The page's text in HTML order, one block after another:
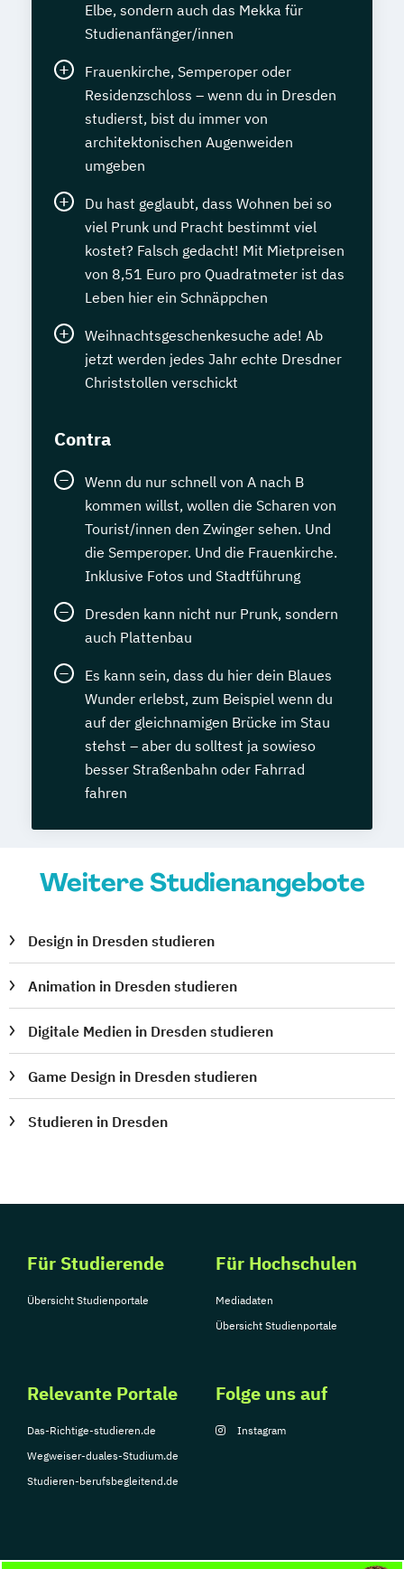
Elbe, sondern auch das Mekka für
Studienanfänger/innen
Frauenkirche, Semperoper oder
Residenzschloss – wenn du in Dresden
studierst, bist du immer von
architektonischen Augenweiden
umgeben
Du hast geglaubt, dass Wohnen bei so
viel Prunk und Pracht bestimmt viel
kostet? Falsch gedacht! Mit Mietpreisen
von 8,51 Euro pro Quadratmeter ist das
Leben hier ein Schnäppchen
Weihnachtsgeschenkesuche ade! Ab
jetzt werden jedes Jahr echte Dresdner
Christstollen verschickt
Contra
Wenn du nur schnell von A nach B
kommen willst, wollen die Scharen von
Tourist/innen den Zwinger sehen. Und
die Semperoper. Und die Frauenkirche.
Inklusive Fotos und Stadtführung
Dresden kann nicht nur Prunk, sondern
auch Plattenbau
Es kann sein, dass du hier dein Blaues
Wunder erlebst, zum Beispiel wenn du
auf der gleichnamigen Brücke im Stau
stehst – aber du solltest ja sowieso
besser Straßenbahn oder Fahrrad
fahren
Weitere Studienangebote
Design in Dresden studieren
Animation in Dresden studieren
Digitale Medien in Dresden studieren
Game Design in Dresden studieren
Studieren in Dresden
Für Studierende
Übersicht Studienportale
Für Hochschulen
Mediadaten
Übersicht Studienportale
Relevante Portale
Das-Richtige-studieren.de
Wegweiser-duales-Studium.de
Studieren-berufsbegleitend.de
Folge uns auf
Instagram